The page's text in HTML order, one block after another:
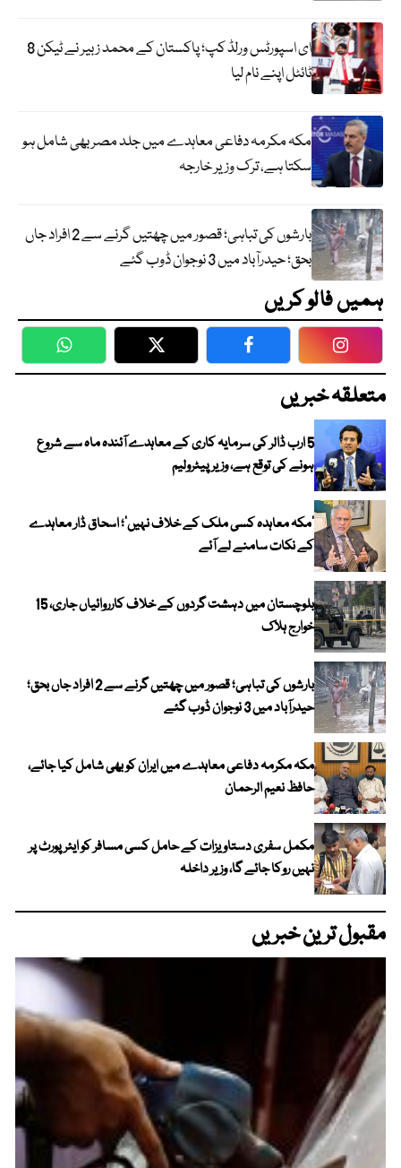
ای اسپورٹس ورلڈ کپ؛ پاکستان کے محمد زبیر نے ٹیکن 8
ٹائٹل اپنے نام لیا
مکہ مکرمہ دفاعی معاہدے میں جلد مصر بھی شامل ہو
سکتا ہے، ترک وزیر خارجہ
بارشوں کی تباہی؛ قصور میں چھتیں گرنے سے 2 افراد جاں
بحق؛ حیدرآباد میں 3 نوجوان ڈوب گئے
ہمیں فالو کریں
WhatsApp Twitter Facebook
متعلقہ خبریں
5 ارب ڈالر کی سرمایہ کاری کے معاہدے آئندہ ماہ سے شروع
ہونے کی توقع ہے، وزیر پیٹرولیم
‘مکہ معاہدہ کسی ملک کے خلاف نہیں’؛ اسحاق ڈار معاہدے
کے نکات سامنے لے آئے
بلوچستان میں دہشت گردوں کے خلاف کارروائیاں جاری، 15
خوارج ہلاک
بارشوں کی تباہی؛ قصور میں چھتیں گرنے سے 2 افراد جاں بحق؛
حیدرآباد میں 3 نوجوان ڈوب گئے
مکہ مکرمہ دفاعی معاہدے میں ایران کو بھی شامل کیا جائے،
حافظ نعیم الرحمان
مکمل سفری دستاویزات کے حامل کسی مسافر کو ایئرپورٹ پر
نہیں روکا جائے گا، وزیر داخلہ
مقبول ترین خبریں